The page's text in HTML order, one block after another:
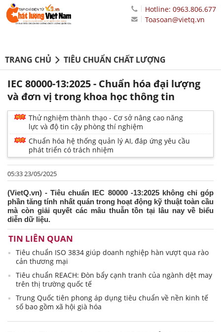
Hotline: 0963.806.677
Toasoan@vietq.vn
TRANG CHỦ TIÊU CHUẨN CHẤT LƯỢNG
IEC 80000-13:2025 - Chuẩn hóa đại lượng
và đơn vị trong khoa học thông tin
Thử nghiệm thành thạo - Cơ sở nâng cao năng
lực và độ tin cậy phòng thí nghiệm
Chuẩn hóa hệ thống quản lý AI, đáp ứng yêu cầu
phát triển có trách nhiệm
05:33 23/05/2025
(VietQ.vn) - Tiêu chuẩn IEC 80000 -13:2025 không chỉ góp
phần tăng tính nhất quán trong hoạt động kỹ thuật toàn cầu
mà còn giải quyết các mâu thuẫn tồn tại lâu nay về biểu
diễn dữ liệu.
TIN LIÊN QUAN
Tiêu chuẩn ISO 3834 giúp doanh nghiệp hàn vượt qua rào
cản thương mại
Tiêu chuẩn REACH: Đòn bẩy cạnh tranh của ngành dệt may
trên thị trường quốc tế
Trung Quốc tiên phong áp dụng tiêu chuẩn về nền kinh tế
số bao gồm xã hội già hóa